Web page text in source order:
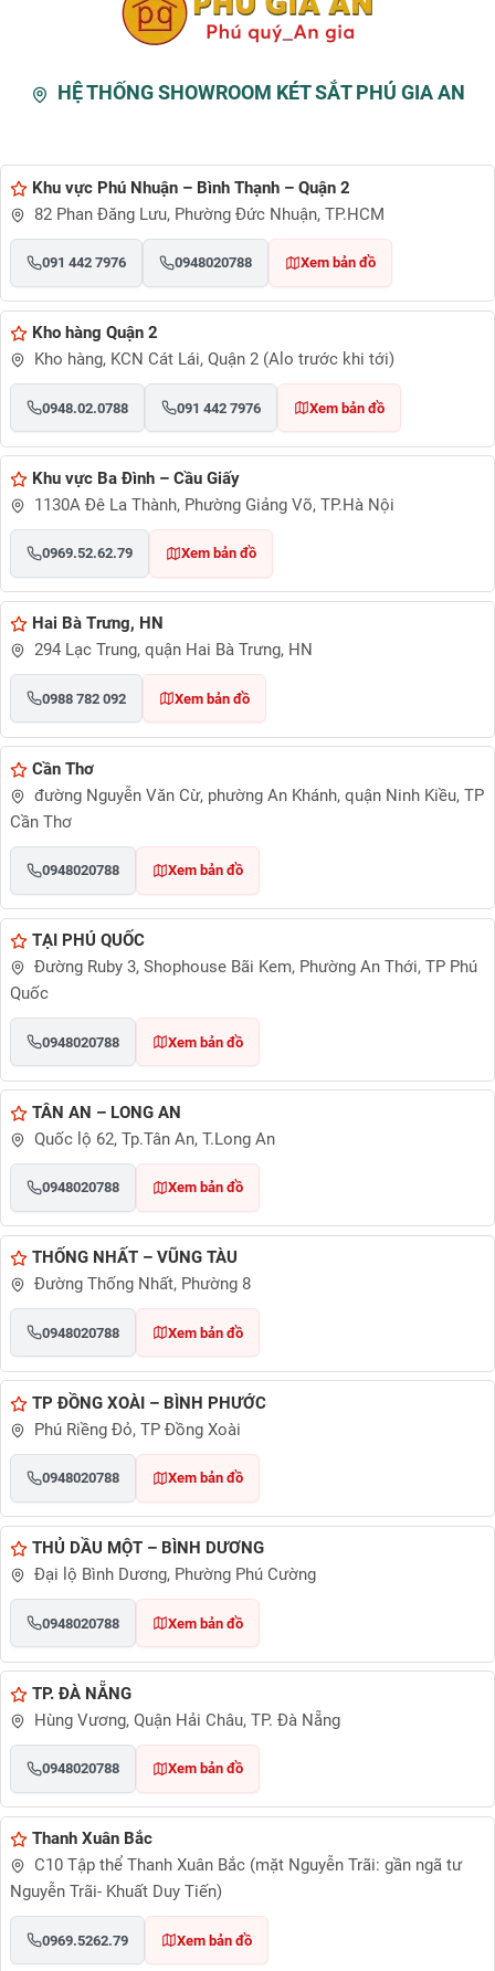
HỆ THỐNG SHOWROOM KÉT SẮT PHÚ GIA AN
Khu vực Phú Nhuận – Bình Thạnh – Quận 2
82 Phan Đăng Lưu, Phường Đức Nhuận, TP.HCM
091 442 7976 0948020788 Xem bản đồ
Kho hàng Quận 2
Kho hàng, KCN Cát Lái, Quận 2 (Alo trước khi tới)
0948.02.0788 091 442 7976 Xem bản đồ
Khu vực Ba Đình – Cầu Giấy
1130A Đê La Thành, Phường Giảng Võ, TP.Hà Nội
0969.52.62.79 Xem bản đồ
Hai Bà Trưng, HN
294 Lạc Trung, quận Hai Bà Trưng, HN
0988 782 092 Xem bản đồ
Cần Thơ
đường Nguyễn Văn Cừ, phường An Khánh, quận Ninh Kiều, TP
Cần Thơ
0948020788 Xem bản đồ
TẠI PHÚ QUỐC
Đường Ruby 3, Shophouse Bãi Kem, Phường An Thới, TP Phú
Quốc
0948020788 Xem bản đồ
TÂN AN – LONG AN
Quốc lộ 62, Tp.Tân An, T.Long An
0948020788 Xem bản đồ
THỐNG NHẤT – VŨNG TÀU
Đường Thống Nhất, Phường 8
0948020788 Xem bản đồ
TP ĐỒNG XOÀI – BÌNH PHƯỚC
Phú Riềng Đỏ, TP Đồng Xoài
0948020788 Xem bản đồ
THỦ DẦU MỘT – BÌNH DƯƠNG
Đại lộ Bình Dương, Phường Phú Cường
0948020788 Xem bản đồ
TP. ĐÀ NẴNG
Hùng Vương, Quận Hải Châu, TP. Đà Nẵng
0948020788 Xem bản đồ
Thanh Xuân Bắc
C10 Tập thể Thanh Xuân Bắc (mặt Nguyễn Trãi: gần ngã tư
Nguyễn Trãi- Khuất Duy Tiến)
0969.5262.79 Xem bản đồ